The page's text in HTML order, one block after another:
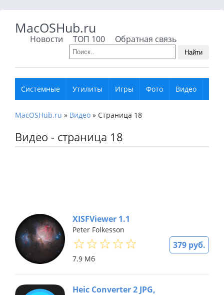
MacOSHub.ru
Новости ТОП 100 Обратная связь
Найти
Системные Утилиты Игры Фото Видео
MacOSHub.ru » Видео » Страница 18
Видео - страница 18
379 руб.
XISFViewer 1.1
Peter Folkesson
7.9 Мб
Heic Converter 2 JPG,